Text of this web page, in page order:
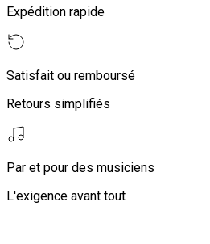
Expédition rapide
Satisfait ou remboursé
Retours simplifiés
Par et pour des musiciens
L'exigence avant tout